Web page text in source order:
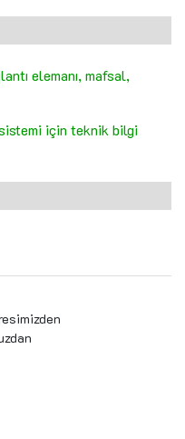
elemanı, mafsal,
için teknik bilgi